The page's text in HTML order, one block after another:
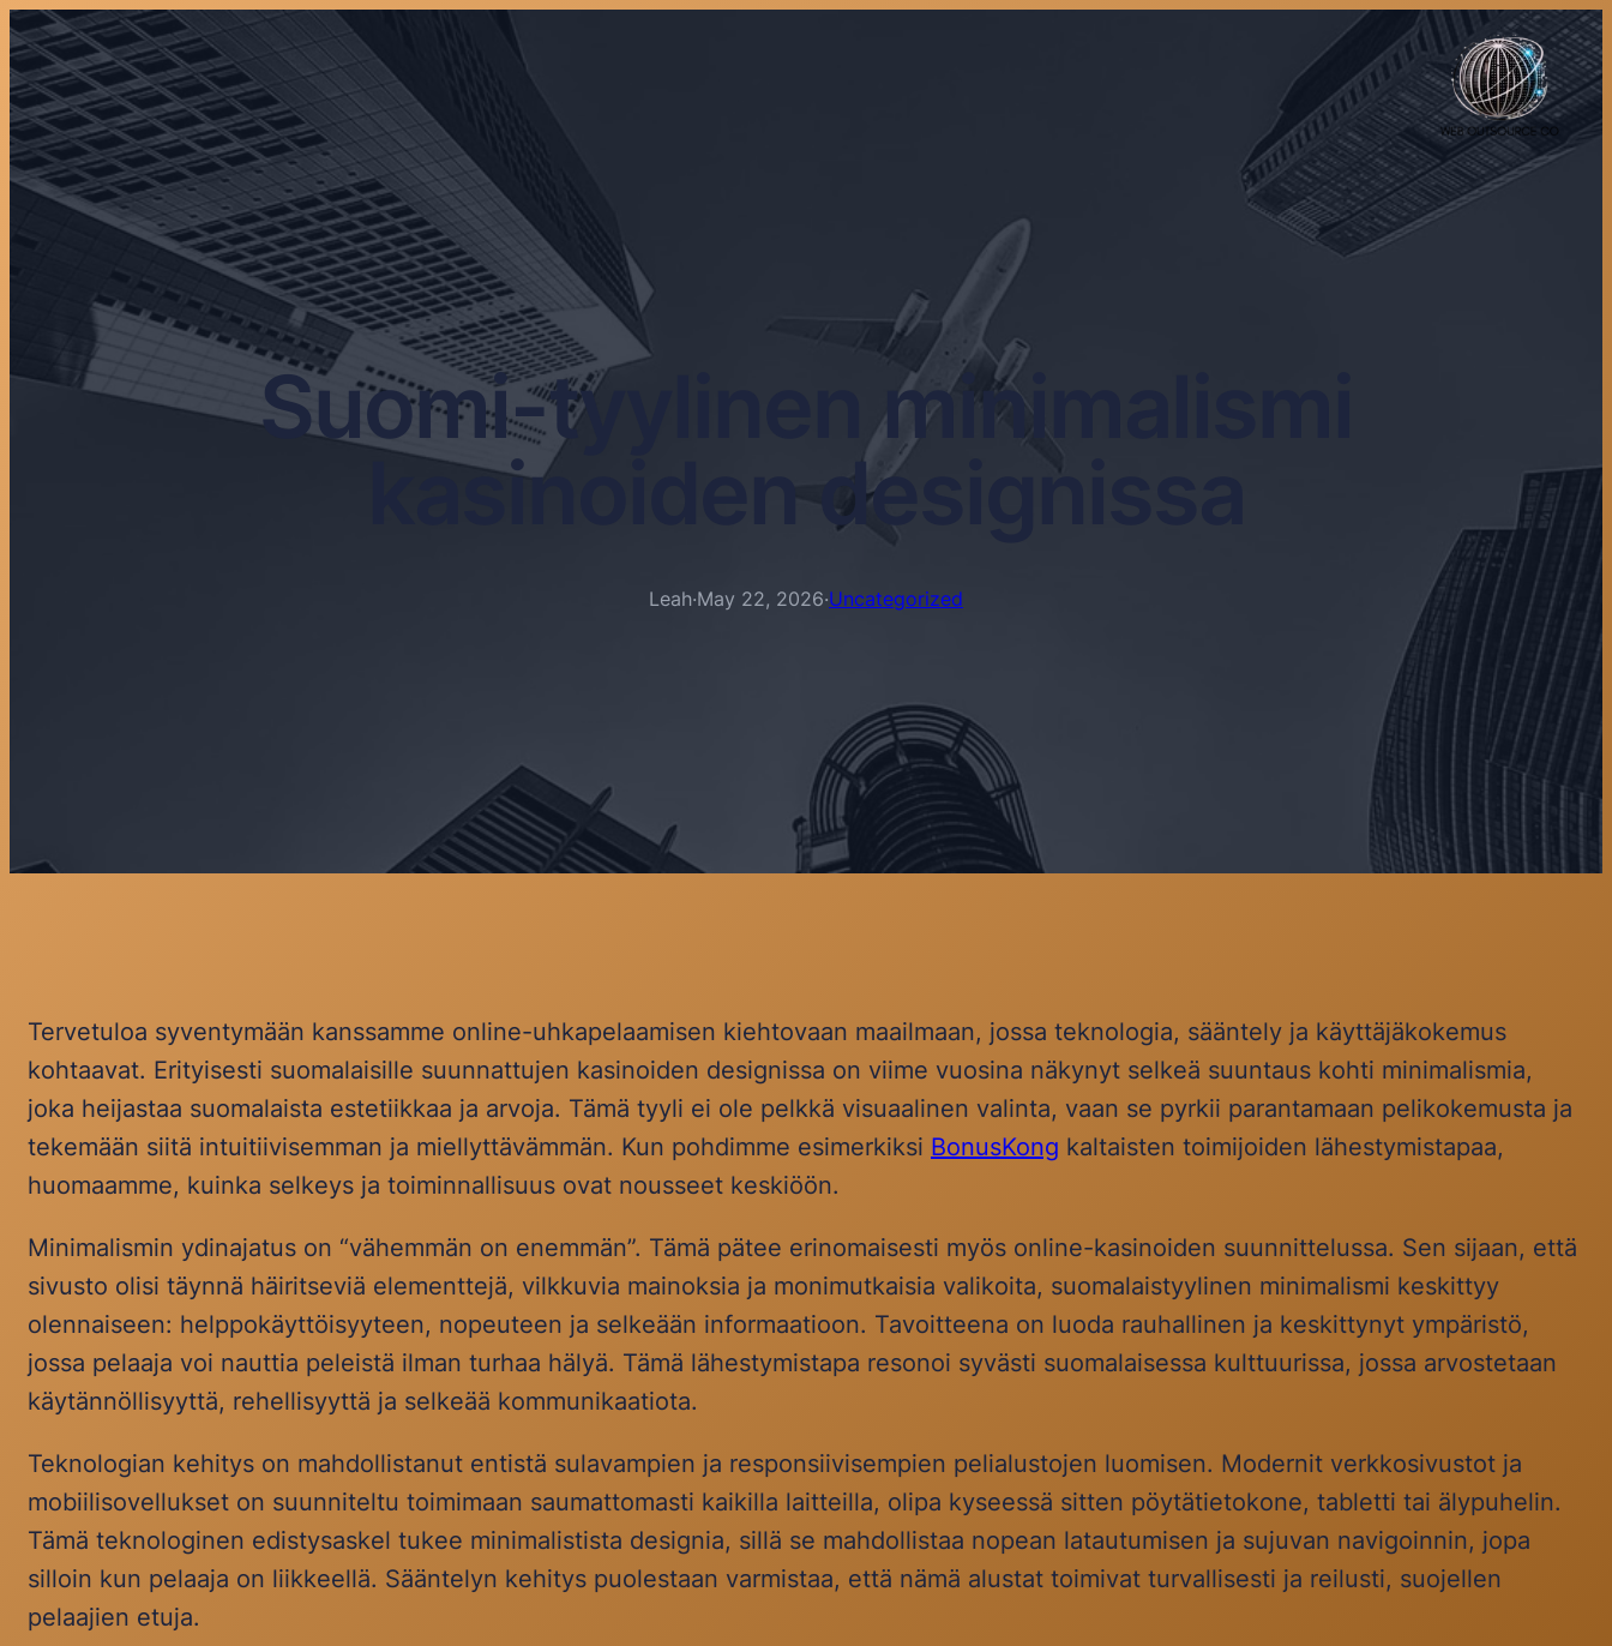
Suomi-tyylinen minimalismi
kasinoiden designissa
Leah·May 22, 2026·Uncategorized
Tervetuloa syventymään kanssamme online-uhkapelaamisen kiehtovaan maailmaan, jossa teknologia, sääntely ja käyttäjäkokemus
kohtaavat. Erityisesti suomalaisille suunnattujen kasinoiden designissa on viime vuosina näkynyt selkeä suuntaus kohti minimalismia,
joka heijastaa suomalaista estetiikkaa ja arvoja. Tämä tyyli ei ole pelkkä visuaalinen valinta, vaan se pyrkii parantamaan pelikokemusta ja
tekemään siitä intuitiivisemman ja miellyttävämmän. Kun pohdimme esimerkiksi BonusKong kaltaisten toimijoiden lähestymistapaa,
huomaamme, kuinka selkeys ja toiminnallisuus ovat nousseet keskiöön.
Minimalismin ydinajatus on “vähemmän on enemmän”. Tämä pätee erinomaisesti myös online-kasinoiden suunnittelussa. Sen sijaan, että
sivusto olisi täynnä häiritseviä elementtejä, vilkkuvia mainoksia ja monimutkaisia valikoita, suomalaistyylinen minimalismi keskittyy
olennaiseen: helppokäyttöisyyteen, nopeuteen ja selkeään informaatioon. Tavoitteena on luoda rauhallinen ja keskittynyt ympäristö,
jossa pelaaja voi nauttia peleistä ilman turhaa hälyä. Tämä lähestymistapa resonoi syvästi suomalaisessa kulttuurissa, jossa arvostetaan
käytännöllisyyttä, rehellisyyttä ja selkeää kommunikaatiota.
Teknologian kehitys on mahdollistanut entistä sulavampien ja responsiivisempien pelialustojen luomisen. Modernit verkkosivustot ja
mobiilisovellukset on suunniteltu toimimaan saumattomasti kaikilla laitteilla, olipa kyseessä sitten pöytätietokone, tabletti tai älypuhelin.
Tämä teknologinen edistysaskel tukee minimalistista designia, sillä se mahdollistaa nopean latautumisen ja sujuvan navigoinnin, jopa
silloin kun pelaaja on liikkeellä. Sääntelyn kehitys puolestaan varmistaa, että nämä alustat toimivat turvallisesti ja reilusti, suojellen
pelaajien etuja.